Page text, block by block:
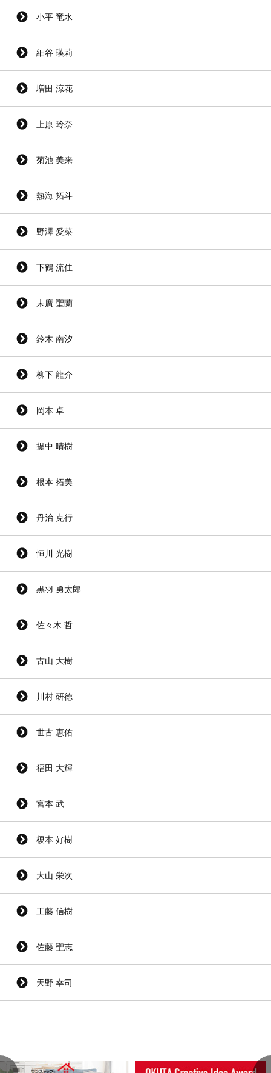
小平 竜水
細谷 瑛莉
増田 涼花
上原 玲奈
菊池 美来
熱海 拓斗
野澤 愛菜
下鶴 流佳
末廣 聖蘭
鈴木 南汐
柳下 龍介
岡本 卓
提中 晴樹
根本 拓美
丹治 克行
恒川 光樹
黒羽 勇太郎
佐々木 哲
古山 大樹
川村 研徳
世古 恵佑
福田 大輝
宮本 武
榎本 好樹
大山 栄次
工藤 信樹
佐藤 聖志
天野 幸司